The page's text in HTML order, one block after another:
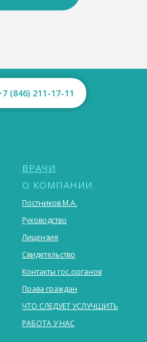
(846) 211-17-11
ВРАЧИ
О КОМПАНИИ
Постников М.А.
Руководство
Лицензия
Свидетельство
Контакты гос.органов
Права граждан
ЧТО СЛЕДУЕТ УСЛУЧШИТЬ
РАБОТА У НАС